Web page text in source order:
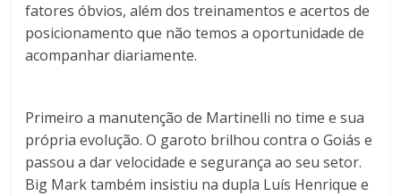
fatores óbvios, além dos treinamentos e acertos de
posicionamento que não temos a oportunidade de
acompanhar diariamente.
Primeiro a manutenção de Martinelli no time e sua
própria evolução. O garoto brilhou contra o Goiás e
passou a dar velocidade e segurança ao seu setor.
Big Mark também insistiu na dupla Luís Henrique e